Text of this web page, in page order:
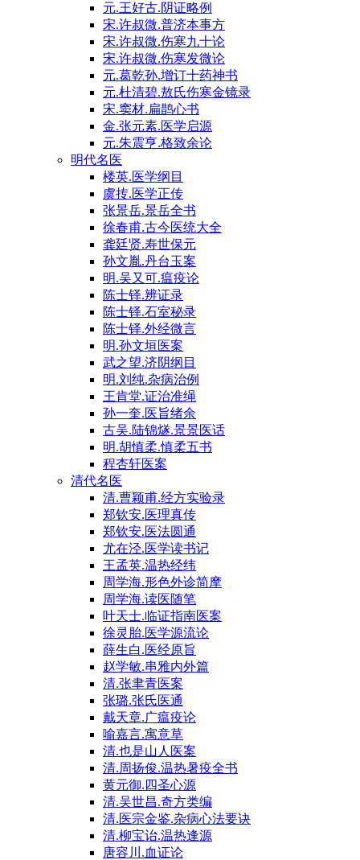
元.王好古.阴证略例
宋.许叔微.普济本事方
宋.许叔微.伤寒九十论
宋.许叔微.伤寒发微论
元.葛乾孙.增订十药神书
元.杜清碧.敖氏伤寒金镜录
宋.窦材.扁鹊心书
金.张元素.医学启源
元.朱震亨.格致余论
明代名医
楼英.医学纲目
虞抟.医学正传
张景岳.景岳全书
徐春甫.古今医统大全
龚廷贤.寿世保元
孙文胤.丹台玉案
明.吴又可.瘟疫论
陈士铎.辨证录
陈士铎.石室秘录
陈士铎.外经微言
明.孙文垣医案
武之望.济阴纲目
明.刘纯.杂病治例
王肯堂.证治准绳
孙一奎.医旨绪余
古吴.陆锦燧.景景医话
明.胡慎柔.慎柔五书
程杏轩医案
清代名医
清.曹颖甫.经方实验录
郑钦安.医理真传
郑钦安.医法圆通
尤在泾.医学读书记
王孟英.温热经纬
周学海.形色外诊简摩
周学海.读医随笔
叶天士.临证指南医案
徐灵胎.医学源流论
薛生白.医经原旨
赵学敏.串雅内外篇
清.张聿青医案
张璐.张氏医通
戴天章.广瘟疫论
喻嘉言.寓意草
清.也是山人医案
清.周扬俊.温热暑疫全书
黄元御.四圣心源
清.吴世昌.奇方类编
清.医宗金鉴.杂病心法要诀
清.柳宝诒.温热逢源
唐容川.血证论